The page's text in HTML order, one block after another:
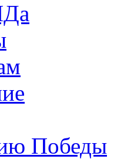
Победы